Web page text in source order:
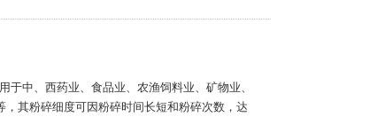
于中、西药业、食品业、农渔饲料业、矿物业、
其粉碎细度可因粉碎时间长短和粉碎次数，达